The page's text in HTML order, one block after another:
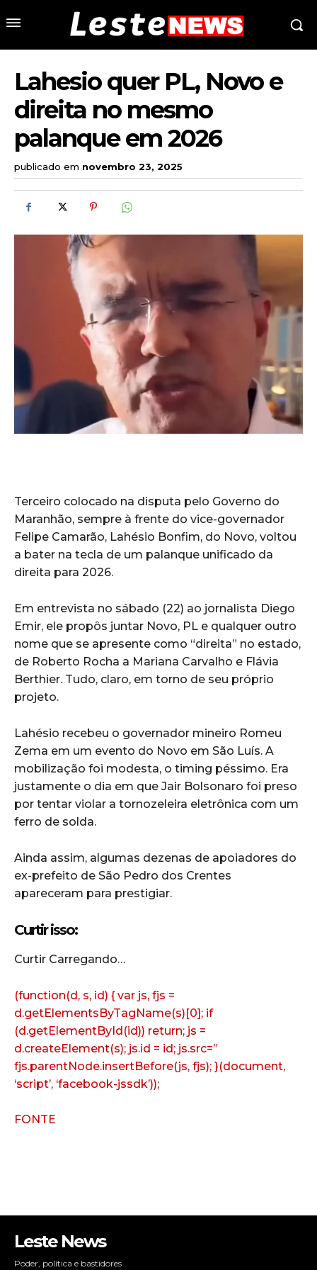
Lahesio quer PL, Novo e
direita no mesmo
palanque em 2026
publicado em novembro 23, 2025
Terceiro colocado na disputa pelo Governo do
Maranhão, sempre à frente do vice-governador
Felipe Camarão, Lahésio Bonfim, do Novo, voltou
a bater na tecla de um palanque unificado da
direita para 2026.
Em entrevista no sábado (22) ao jornalista Diego
Emir, ele propôs juntar Novo, PL e qualquer outro
nome que se apresente como “direita” no estado,
de Roberto Rocha a Mariana Carvalho e Flávia
Berthier. Tudo, claro, em torno de seu próprio
projeto.
Lahésio recebeu o governador mineiro Romeu
Zema em um evento do Novo em São Luís. A
mobilização foi modesta, o timing péssimo. Era
justamente o dia em que Jair Bolsonaro foi preso
por tentar violar a tornozeleira eletrônica com um
ferro de solda.
Ainda assim, algumas dezenas de apoiadores do
ex-prefeito de São Pedro dos Crentes
apareceram para prestigiar.
Curtir isso:
Curtir Carregando…
(function(d, s, id) { var js, fjs =
d.getElementsByTagName(s)[0]; if
(d.getElementById(id)) return; js =
d.createElement(s); js.id = id; js.src=”
fjs.parentNode.insertBefore(js, fjs); }(document,
‘script’, ‘facebook-jssdk’));
FONTE
Leste News
Poder, política e bastidores